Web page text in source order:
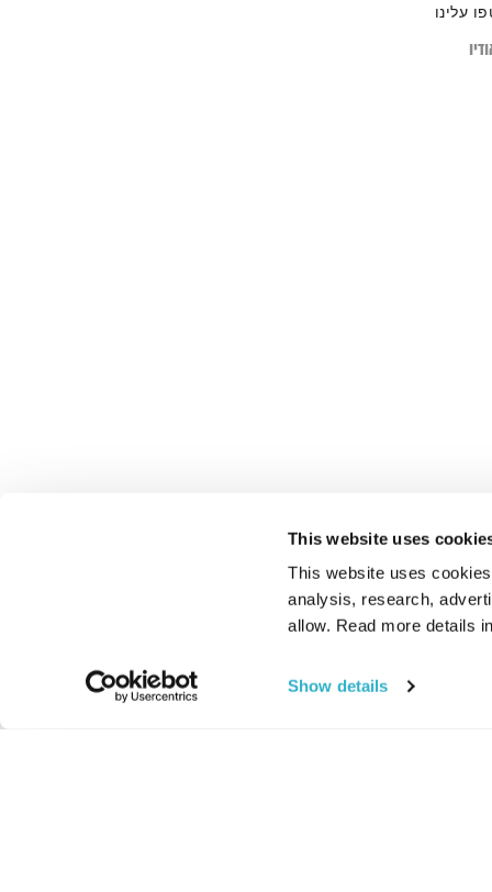
This website uses
This website uses
analysis, research,
allow. Read more details
Show details
עלינו